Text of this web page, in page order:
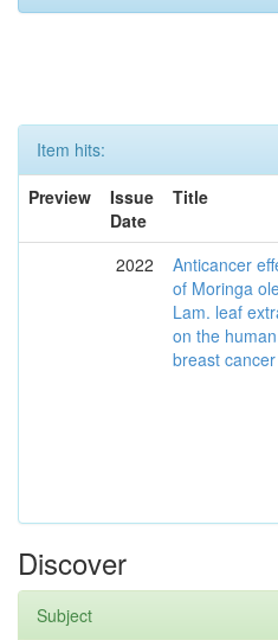
Item hits:
Preview
Issue
Date
Title
2022
Anticancer
of Moringa
Lam. leaf
on the human
breast
Discover
Subject